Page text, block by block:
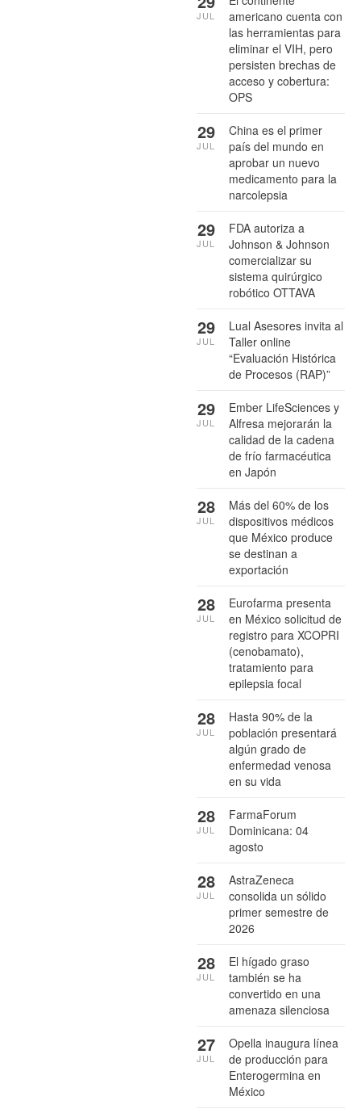
americano cuenta con
las herramientas para
eliminar el VIH, pero
persisten brechas de
acceso y cobertura:
OPS
JUL
China es el primer
país del mundo en
aprobar un nuevo
medicamento para la
narcolepsia
29
JUL
FDA autoriza a
Johnson & Johnson
comercializar su
sistema quirúrgico
robótico OTTAVA
29
JUL
Lual Asesores invita al
Taller online
“Evaluación Histórica
de Procesos (RAP)”
29
JUL
Ember LifeSciences y
Alfresa mejorarán la
calidad de la cadena
de frío farmacéutica
en Japón
29
JUL
Más del 60% de los
dispositivos médicos
que México produce
se destinan a
exportación
28
JUL
Eurofarma presenta
en México solicitud de
registro para XCOPRI
(cenobamato),
tratamiento para
epilepsia focal
28
JUL
Hasta 90% de la
población presentará
algún grado de
enfermedad venosa
en su vida
28
JUL
FarmaForum
Dominicana: 04
agosto
28
JUL
AstraZeneca
consolida un sólido
primer semestre de
2026
28
JUL
El hígado graso
también se ha
convertido en una
amenaza silenciosa
28
JUL
Opella inaugura línea
de producción para
Enterogermina en
México
27
JUL